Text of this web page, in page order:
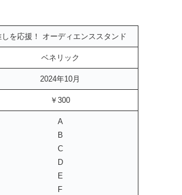
を応援！ オーディエンススタンド
ベネリック
2024年10月
￥300
A
B
C
D
E
F